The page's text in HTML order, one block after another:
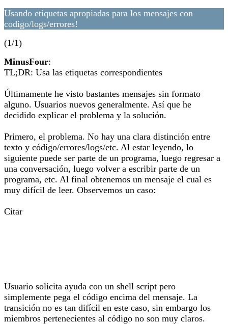
Usando etiquetas apropiadas para los mensajes con
codigo/logs/errores!
(1/1)
MinusFour:
TL;DR: Usa las etiquetas correspondientes
Últimamente he visto bastantes mensajes sin formato
alguno. Usuarios nuevos generalmente. Así que he
decidido explicar el problema y la solución.
Primero, el problema. No hay una clara distinción entre
texto y código/errores/logs/etc. Al estar leyendo, lo
siguiente puede ser parte de un programa, luego regresar a
una conversación, luego volver a escribir parte de un
programa, etc. Al final obtenemos un mensaje el cual es
muy difícil de leer. Observemos un caso:
Citar
Usuario solicita ayuda con un shell script pero
simplemente pega el código encima del mensaje. La
transición no es tan difícil en este caso, sin embargo los
miembros pertenecientes al código no son muy claros.